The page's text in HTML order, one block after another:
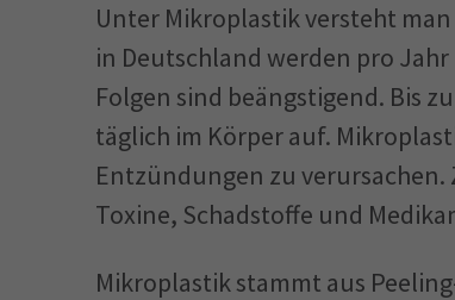
Unter Mikroplastik versteht
in Deutschland werden pro
Folgen sind beängstigend. Bis
täglich im Körper auf.
Entzündungen zu
Toxine, Schadstoffe und
Mikroplastik stammt aus